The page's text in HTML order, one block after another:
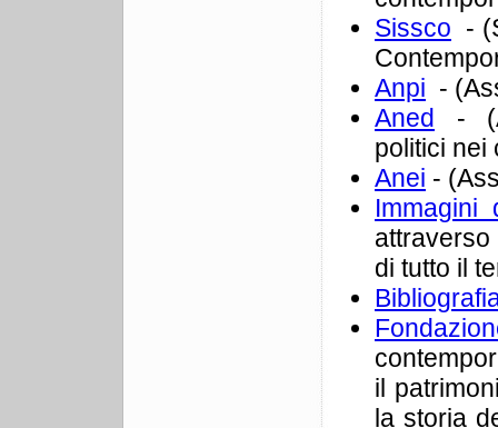
Sissco -
Anpi -
Aned
-
politici nei
Anei -
Immagini
attraverso
di tutto il
il
la storia